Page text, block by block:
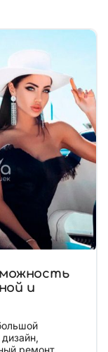
и
ремонт.